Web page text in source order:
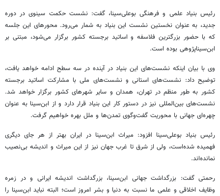
رئیس بنیاد علمی و فرهنگی بوعلی‌سینا، گفت: نشست حکمت سینوی در دوره
جدید، به عنوان نخستین نشست این بنیاد به شمار می‌رود. محورهای این جلسه
که با حضور بزرگترین فلاسفه و اساتید برجسته کشور برگزار می‌شود، مبتنی بر
ابن‌سیناپژوهی بوده است.
وی با بیان اینکه نشست‌های این بنیاد در آینده در سه سطح ادامه خواهد یافت،
توضیح داد: نشست‌های استانی و نشست‌های ملی با مشارکت اساتید برجسته
کشور به طور منظم در تهران، همدان و سایر شهرهای کشور برگزار خواهد شد.
نشست‌های بین‌المللی نیز در دستور کار این بنیاد قرار دارد و از ابن‌سینا به عنوان
چهره‌ای جهانی با محوریت گفت‌وگوی تمدن‌ها و ملل بهره خواهیم گرفت.
رئیس بنیاد بوعلی‌سینا افزود: میراث ابن‌سینا در ایران بهتر از هر جای دیگری
فهمیده شده‌است، ولی از شرق تا غرب جهان نیز از این میراث و اندیشه بی‌نصیب
نمانده‌اند.
رحمتی گفت: بزرگداشت جهانی ابن‌سینا، بزرگداشت اندیشه ایرانی و در زمره
وظایف اخلاقی و علمی ما نسبت به دنیا و بشر امروز است؛ البته نباید ابن‌سینا را